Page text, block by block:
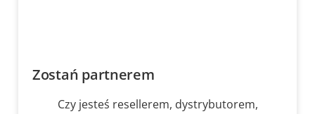
Zostań partnerem
Czy jesteś resellerem, dystrybutorem,